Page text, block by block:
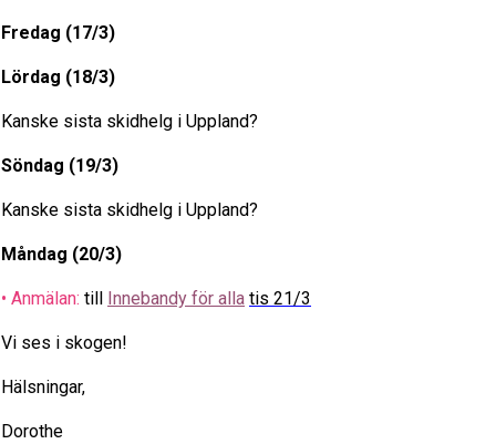
Fredag (17/3)
Lördag (18/3)
Kanske sista skidhelg i Uppland?
Söndag (19/3)
Kanske sista skidhelg i Uppland?
Måndag (20/3)
• Anmälan: till Innebandy för alla tis 21/3
Vi ses i skogen!
Hälsningar,
Dorothe